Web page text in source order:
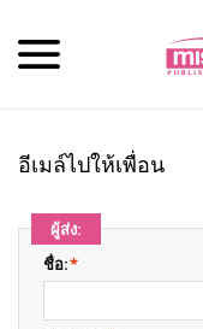
อีเมล์ไปให้เพื่อน
ผู้ส่ง:
*
ชื่อ: